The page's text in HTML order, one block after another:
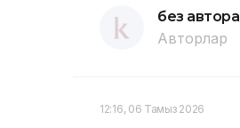
без автора
Авторлар
12:16, 06 Тамыз 2026